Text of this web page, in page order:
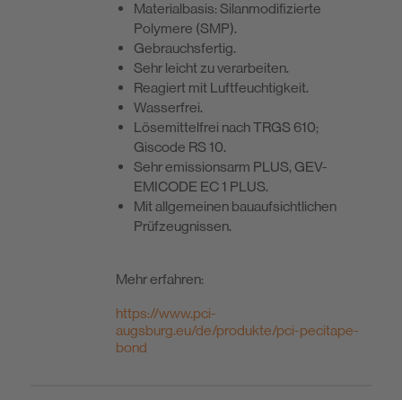
Materialbasis: Silanmodifizierte
Polymere (SMP).
Gebrauchsfertig.
Sehr leicht zu verarbeiten.
Reagiert mit Luftfeuchtigkeit.
Wasserfrei.
Lösemittelfrei nach TRGS 610;
Giscode RS 10.
Sehr emissionsarm PLUS, GEV-
EMICODE EC 1 PLUS.
Mit allgemeinen bauaufsichtlichen
Prüfzeugnissen.
Mehr erfahren:
https://www.pci-
augsburg.eu/de/produkte/pci-pecitape-
bond